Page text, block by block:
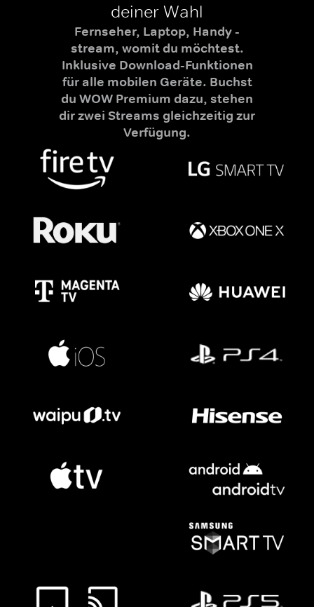
deiner Wahl
Fernseher, Laptop, Handy -
stream, womit du möchtest.
Inklusive Download-Funktionen
für alle mobilen Geräte. Buchst
du WOW Premium dazu, stehen
dir zwei Streams gleichzeitig zur
Verfügung.